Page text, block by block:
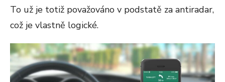
To už je totiž považováno v podstatě za antiradar,
což je vlastně logické.